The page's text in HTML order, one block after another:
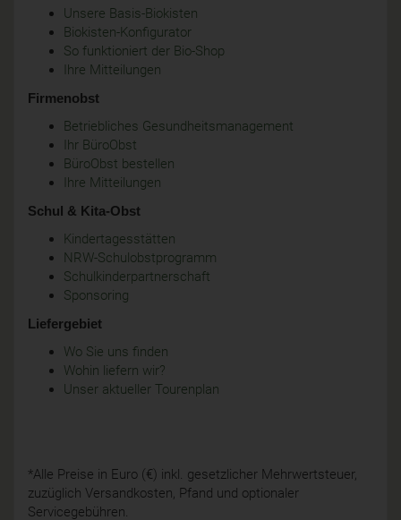
Unsere Basis-Biokisten
Biokisten-Konfigurator
So funktioniert der Bio-Shop
Ihre Mitteilungen
Firmenobst
Betriebliches Gesundheitsmanagement
Ihr BüroObst
BüroObst bestellen
Ihre Mitteilungen
Schul & Kita-Obst
Kindertagesstätten
NRW-Schulobstprogramm
Schulkinderpartnerschaft
Sponsoring
Liefergebiet
Wo Sie uns finden
Wohin liefern wir?
Unser aktueller Tourenplan
*Alle Preise in Euro (€) inkl. gesetzlicher Mehrwertsteuer,
zuzüglich Versandkosten, Pfand und optionaler
Servicegebühren.